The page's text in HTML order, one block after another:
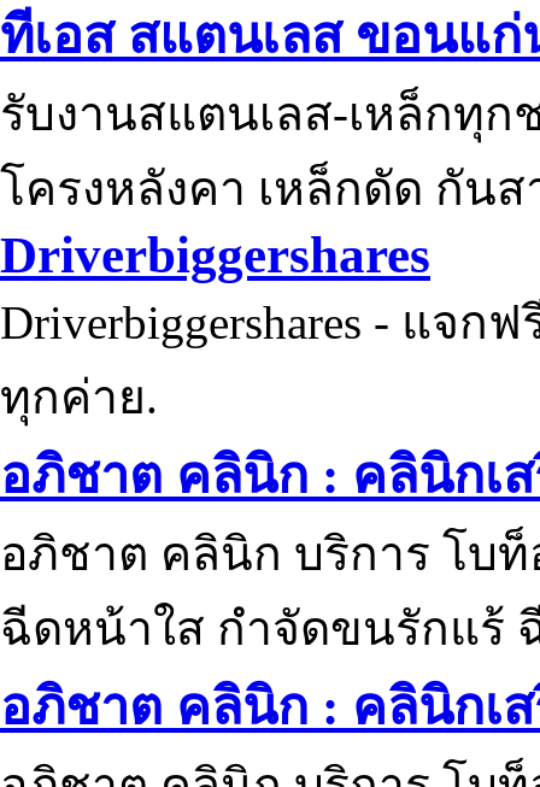
ทีเอส สแตนเลส ขอนแก่
รับงานสแตนเลส-เหล็กทุ
โครงหลังคา เหล็กดัด กัน
Driverbiggershares
Driverbiggershares - แจก
ทุกค่าย.
อภิชาต คลินิก : คลินิกเ
อภิชาต คลินิก บริการ โบ
ฉีดหน้าใส กำจัดขนรักแร้
อภิชาต คลินิก : คลินิกเ